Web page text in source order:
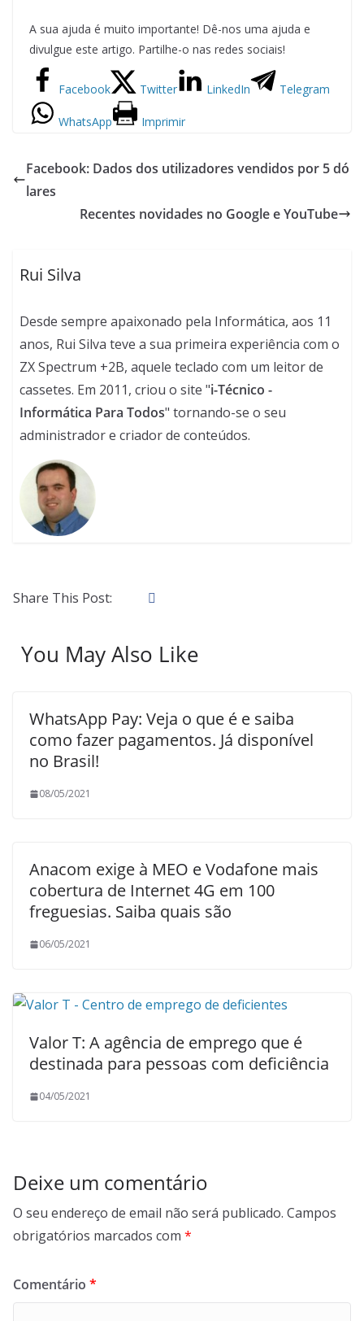
A sua ajuda é muito importante! Dê-nos uma ajuda e
divulgue este artigo. Partilhe-o nas redes sociais!
Facebook Twitter LinkedIn Telegram
WhatsApp Imprimir
Facebook: Dados dos utilizadores vendidos por 5 dó
lares
Recentes novidades no Google e YouTube
Rui Silva
Desde sempre apaixonado pela Informática, aos 11
anos, Rui Silva teve a sua primeira experiência com o
ZX Spectrum +2B, aquele teclado com um leitor de
cassetes. Em 2011, criou o site "i-Técnico -
Informática Para Todos" tornando-se o seu
administrador e criador de conteúdos.
Share This Post:
You May Also Like
WhatsApp Pay: Veja o que é e saiba
como fazer pagamentos. Já disponível
no Brasil!
08/05/2021
Anacom exige à MEO e Vodafone mais
cobertura de Internet 4G em 100
freguesias. Saiba quais são
06/05/2021
Valor T: A agência de emprego que é
destinada para pessoas com deficiência
04/05/2021
Deixe um comentário
O seu endereço de email não será publicado. Campos
obrigatórios marcados com *
Comentário *